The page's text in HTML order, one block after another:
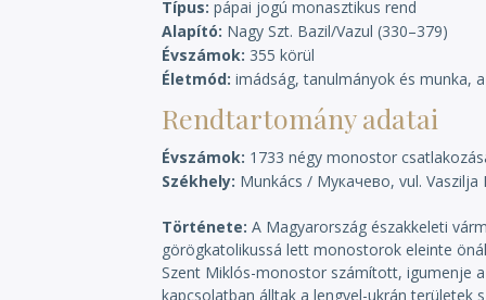
Típus pápai jogú monasztikus rend
Alapító Nagy Szt. Bazil/Vazul (330–379)
Évszámok 355 körül
Életmód imádság, tanulmányok és munka,
Rendtartomány adatai
Évszámok 1733 négy monostor
Székhely Munkács / Мукачево, vul. Vaszilja
Története A Magyarország északkeleti
görögkatolikussá lett monostorok eleinte
Szent Miklós-monostor számított, igumenje
kapcsolatban álltak a lengyel-ukrán területek